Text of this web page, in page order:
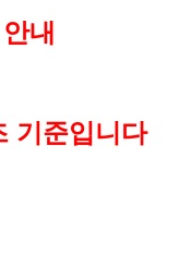
내
기준입니다